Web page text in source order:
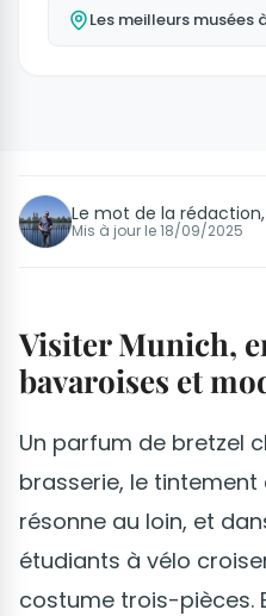
Les meilleurs musées
Le mot de la
Mis à jour le18/09/2025
Visiter Munich,
bavaroises et
Un parfum de bretzel
brasserie, le tintement
résonne au loin, et
étudiants à vélo
costume trois-pièces.